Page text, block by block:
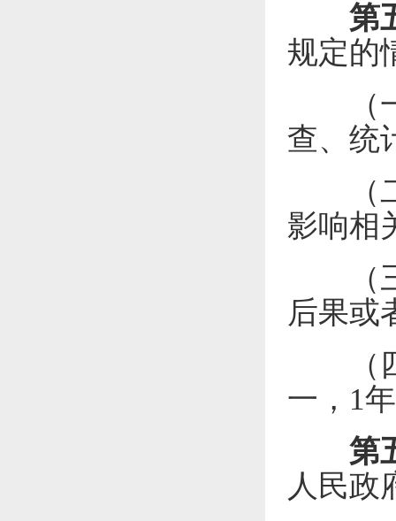
第
规定的
（一
查、统
（二
影响相
（三
后果或
（四
一， 1
第
人民政